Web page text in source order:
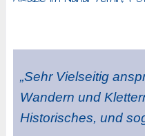
„Sehr Vielseitig
Wandern und
Historisches, und